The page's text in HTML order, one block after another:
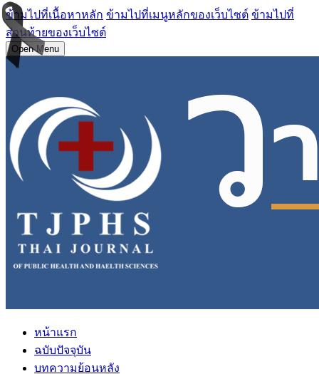
ข้ามไปที่เนื้อหาหลัก ข้ามไปที่เมนูหลักของเว็บไซต์ ข้ามไปที่
ส่วนท้ายของเว็บไซต์
Open Menu
หน้าแรก
ฉบับปัจจุบัน
บทความย้อนหลัง